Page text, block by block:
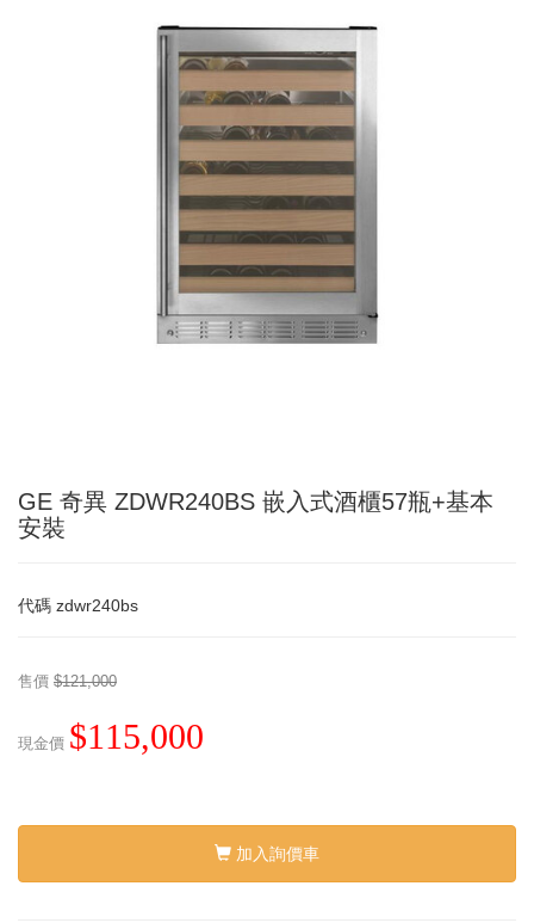
GE 奇異 ZDWR240BS 嵌入式酒櫃57瓶+基本
安裝
代碼 zdwr240bs
售價 $121,000
現金價 $115,000
加入詢價車